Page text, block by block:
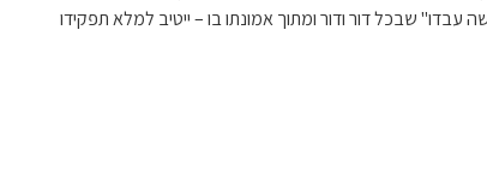
שבכל דור ודור ומתוך אמונתו בו – ייטיב למלא תפקידו